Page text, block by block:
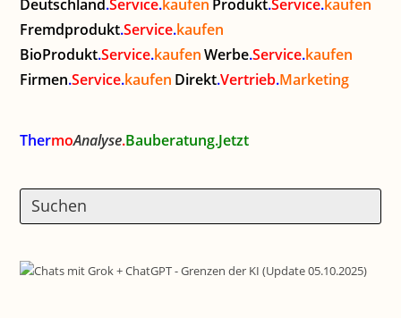
Deutschland.Service.kaufen Produkt.Service.kaufen
Fremdprodukt.Service.kaufen
BioProdukt.Service.kaufen Werbe.Service.kaufen
Firmen.Service.kaufen Direkt.Vertrieb.Marketing
ThermoAnalyse.Bauberatung.Jetzt